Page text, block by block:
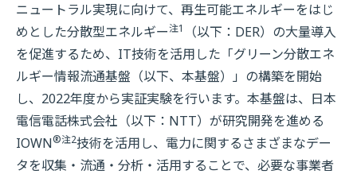
ニュートラル実現に向けて、再生可能エネルギーをはじ
めとした分散型エネルギー注1
（以下：DER）の大量導入
を促進するため、IT技術を活用した「グリーン分散エネ
ルギー情報流通基盤（以下、本基盤）」の構築を開始
し、2022年度から実証実験を行います。本基盤は、日本
電信電話株式会社（以下：NTT）が研究開発を進める
IOWN®注2技術を活用し、電力に関するさまざまなデー
タを収集・流通・分析・活用することで、必要な事業者